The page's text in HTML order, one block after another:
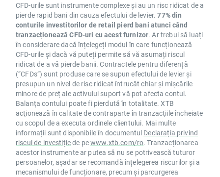
CFD-urile sunt instrumente complexe și au un risc ridicat de a
pierde rapid bani din cauza efectului de levier.77% din
conturile investitorilor de retail pierd bani atunci când
tranzacționează CFD-uri cu acest furnizor. Ar trebui să luați
în considerare dacă înțelegeți modul în care funcționează
CFD-urile și dacă vă puteți permite să vă asumați riscul
ridicat de a vă pierde banii. Contractele pentru diferență
(”CFDs”) sunt produse care se supun efectului de levier și
presupun un nivel de risc ridicat întrucât chiar și mișcările
minore de preț ale activului suport vă pot afecta contul.
Balanța contului poate fi pierdută în totalitate. XTB
acţionează în calitate de contraparte în tranzacţiile încheiate
cu scopul de a executa ordinele clientului. Mai multe
informații sunt disponibile în documentul Declarația privind
riscul de investițiede pewww.xtb.com/ro. Tranzacționarea
acestor instrumente ar putea să nu se potrivească tuturor
persoanelor, așadar se recomandă înțelegerea riscurilor și a
mecanismului de funcționare, precum și parcurgerea